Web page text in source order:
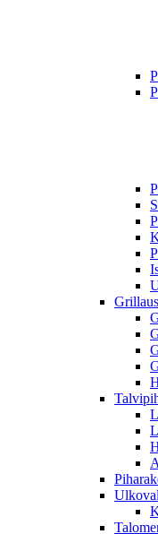
Grillaus